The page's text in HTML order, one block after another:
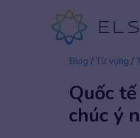
Blog /Từ vựng /
Quốc
chúc ý